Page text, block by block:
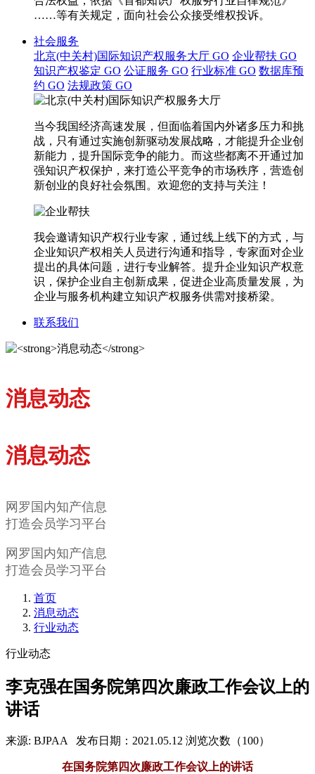
……等有关规定，面向社会公众接受维权投诉。
社会服务
北京(中关村)国际知识产权服务大厅 GO 企业帮扶 GO
知识产权鉴定 GO 公证服务 GO 行业标准 GO 数据库预
约 GO 法规政策 GO
当今我国经济高速发展，但面临着国内外诸多压力和挑
战，只有通过实施创新驱动发展战略，才能提升企业创
新能力，提升国际竞争的能力。而这些都离不开通过加
强知识产权保护，来打造公平竞争的市场秩序，营造创
新创业的良好社会氛围。欢迎您的支持与关注！
我会邀请知识产权行业专家，通过线上线下的方式，与
企业知识产权相关人员进行沟通和指导，专家面对企业
提出的具体问题，进行专业解答。提升企业知识产权意
识，保护企业自主创新成果，促进企业高质量发展，为
企业与服务机构建立知识产权服务供需对接桥梁。
联系我们
消息动态
消息动态
网罗国内知产信息
打造会员学习平台
网罗国内知产信息
打造会员学习平台
首页
消息动态
行业动态
行业动态
李克强在国务院第四次廉政工作会议上的
讲话
来源: BJPAA 发布日期：2021.05.12 浏览次数（100）
在国务院第四次廉政工作会议上的讲话